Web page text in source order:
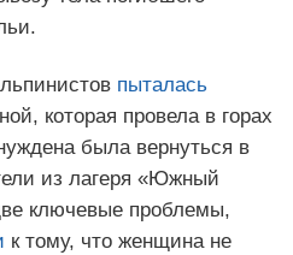
пыталась
которая провела в горах
была вернуться в
из лагеря «Южный
ключевые проблемы,
к тому, что женщина не